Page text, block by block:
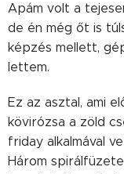
Apám volt a
de én még őt is
képzés mellett,
lettem.
Ez az asztal, ami
kövirózsa a zöld
friday alkalmával
Három